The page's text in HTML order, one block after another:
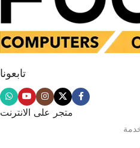
تابعونا
متجر على الانترنت